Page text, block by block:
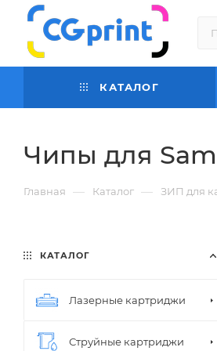
КАТАЛОГ
Чипы для
Главная — Каталог — ЗИП для
КАТАЛОГ
Лазерные картриджи
Струйные картриджи